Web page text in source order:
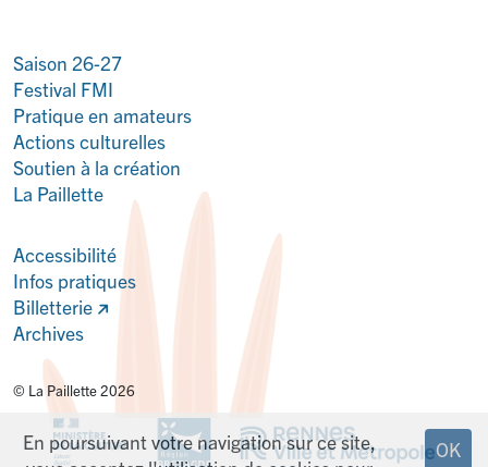
Saison 26-27
Festival FMI
Pratique en amateurs
Actions culturelles
Soutien à la création
La Paillette
Accessibilité
Infos pratiques
Billetterie
Archives
© La Paillette 2026
En poursuivant votre navigation sur ce site,
OK